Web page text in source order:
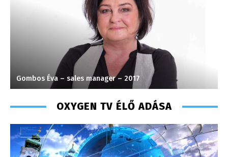
Farkas Henriett – főkönyvelő – 2009
OXYGEN TV ÉLŐ ADÁSA